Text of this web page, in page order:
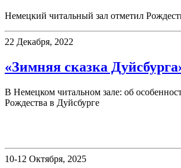
Немецкий читальный зал отметил
22 Декабря, 2022
«Зимняя сказка
В Немецком читальном зале: об
Рождества в Дуйсбурге
10-12 Октября, 2025